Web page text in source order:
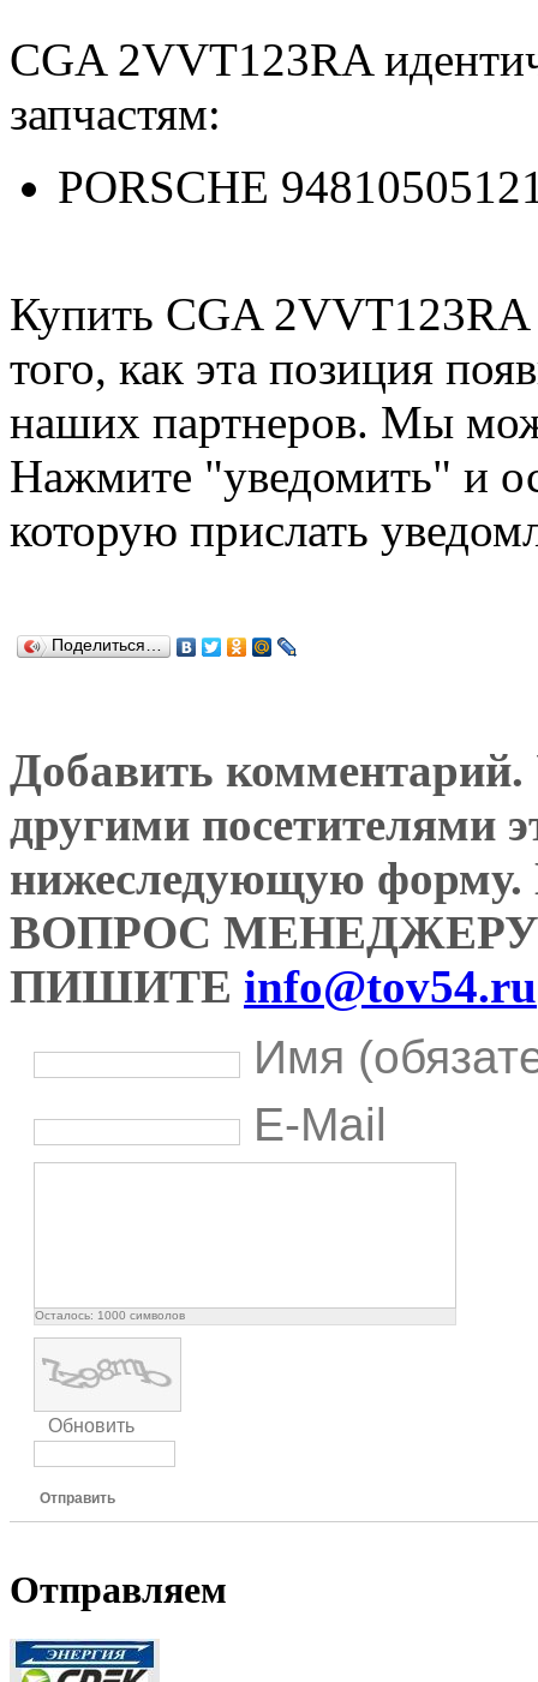
CGA 2VVT123RA
запчастям:
PORSCHE
Купить CGA 2VVT123RA
того, как эта позиция
наших партнеров. Мы
Нажмите "уведомить" и
которую прислать
Поделиться…
Добавить комментарий.
другими посетителями
нижеследующую
ВОПРОС
ПИШИТЕ info@tov54.ru
Имя
E-Mail
Осталось: 1000 символов
Обновить
Отправить
Отправляем